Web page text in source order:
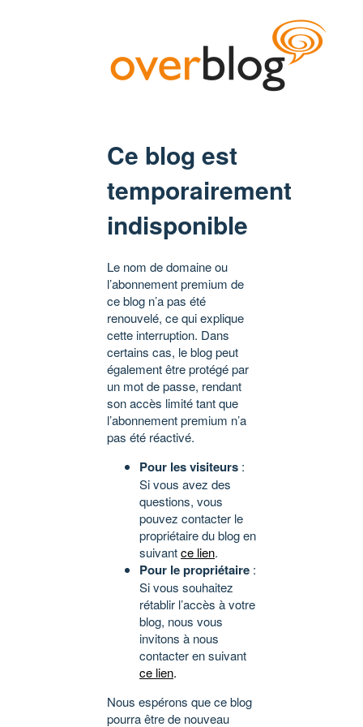
Ce blog est
temporairement
indisponible
Le nom de domaine ou
l’abonnement premium de
ce blog n’a pas été
renouvelé, ce qui explique
cette interruption. Dans
certains cas, le blog peut
également être protégé par
un mot de passe, rendant
son accès limité tant que
l’abonnement premium n’a
pas été réactivé.
Pour les visiteurs :
Si vous avez des
questions, vous
pouvez contacter le
propriétaire du blog en
suivantce lien.
Pour le propriétaire :
Si vous souhaitez
rétablir l’accès à votre
blog, nous vous
invitons à nous
contacter en suivant
ce lien.
Nous espérons que ce blog
pourra être de nouveau